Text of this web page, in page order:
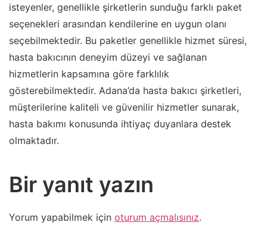
isteyenler, genellikle şirketlerin sunduğu farklı paket
seçenekleri arasından kendilerine en uygun olanı
seçebilmektedir. Bu paketler genellikle hizmet süresi,
hasta bakıcının deneyim düzeyi ve sağlanan
hizmetlerin kapsamına göre farklılık
gösterebilmektedir. Adana’da hasta bakıcı şirketleri,
müşterilerine kaliteli ve güvenilir hizmetler sunarak,
hasta bakımı konusunda ihtiyaç duyanlara destek
olmaktadır.
Bir yanıt yazın
Yorum yapabilmek için oturum açmalısınız.